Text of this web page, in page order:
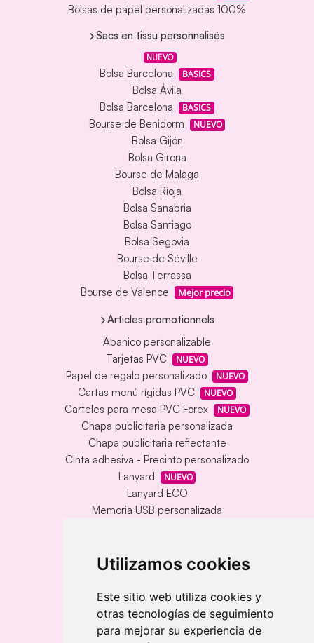
Utilizamos cookies
Este sitio web utiliza cookies y
otras tecnologías de seguimiento
para mejorar su experiencia de
Bolsas de papel personalizadas 100%
Sacs en tissu personnalisés
NUEVO
Bolsa Barcelona BASICS
Bolsa Ávila
Bolsa Barcelona
BASICS
Bourse de Benidorm NUEVO
Bolsa Gijón
Bolsa Girona
Bourse de Malaga
Bolsa Rioja
Bolsa Sanabria
Bolsa Santiago
Bolsa Segovia
Bourse de Séville
Bolsa Terrassa
Bourse de Valence
Mejor precio
Articles promotionnels
Abanico personalizable
Tarjetas PVC
NUEVO
Papel de regalo personalizado NUEVO
Cartas menú rígidas PVC NUEVO
Carteles para mesa PVC Forex NUEVO
Chapa publicitaria personalizada
Chapa publicitaria reflectante
Cinta adhesiva - Precinto personalizado
Lanyard
NUEVO
Lanyard ECO
Memoria USB personalizada
Llavero redondo en madera y metal
Llavero rectangular en madera clara
Banderolas